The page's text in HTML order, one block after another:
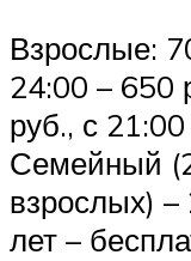
Взрослые:
24:00 – 650
руб., с
Семейный
взрослых)
лет –